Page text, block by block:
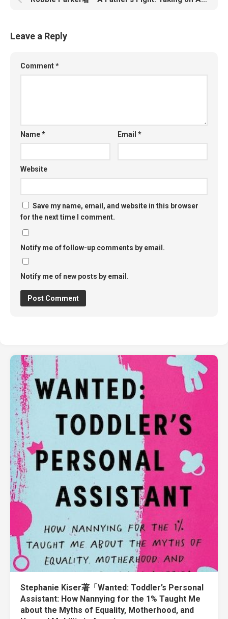
Leave a Reply
Comment*
Name* Email*
Website
Save my name, email, and website in this browser
for the next time I comment.
Notify me of follow-up comments by email.
Notify me of new posts by email.
Stephanie Kiser著「Wanted: Toddler’s Personal
Assistant: How Nannying for the 1% Taught Me
about the Myths of Equality, Motherhood, and